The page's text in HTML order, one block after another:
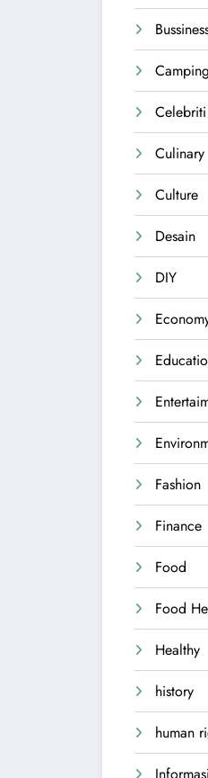
Camping
Celebriti
Culinary
Culture
Desain
DIY
Fashion
Finance
Food
Food
Healthy
history
human